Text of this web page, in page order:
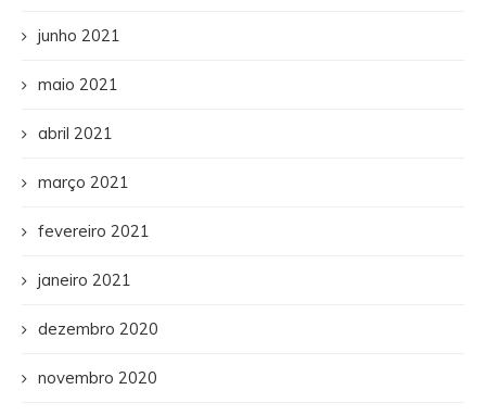
junho 2021
maio 2021
abril 2021
março 2021
fevereiro 2021
janeiro 2021
dezembro 2020
novembro 2020